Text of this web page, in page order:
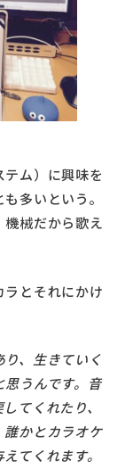
ム）に興味を
多いという。
械だから歌え
とそれにかけ
り、生きていく
うんです。音
てくれたり、
誰かとカラオケ
てくれます。